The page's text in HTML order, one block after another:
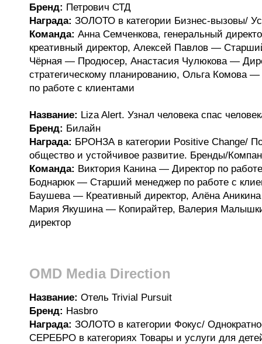
Бренд: Петрович СТД
Награда: ЗОЛОТО в категории Бизнес-вызовы/
Команда: Анна Семченкова, генеральный
креативный директор, Алексей Павлов —
Чёрная — Продюсер, Анастасия Чулюкова —
стратегическому планированию, Ольга Комова —
по работе с клиентами
Название: Liza Alert. Узнал человека спас
Бренд: Билайн
Награда: БРОНЗА в категории Positive Change/
общество и устойчивое развитие. Бренды/
Команда: Виктория Канина — Директор по
Боднарюк — Старший менеджер по работе с
Баушева — Креативный директор, Алёна
Мария Якушина — Копирайтер, Валерия
директор
OMD Media Direction
Название: Отель Trivial Pursuit
Бренд: Hasbro
Награда: ЗОЛОТО в категории Фокус/
СЕРЕБРО в категориях Товары и услуги для